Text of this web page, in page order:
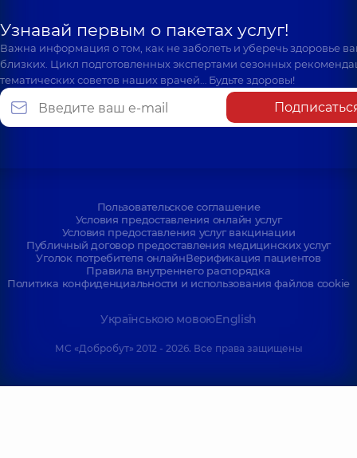
Узнавай первым о пакетах услуг!
Важна информация о том, как не заболеть и уберечь здоровье
близких. Цикл подготовленных экспертами сезонных
тематических советов наших врачей… Будьте здоровы!
Пользовательское соглашение
Условия предоставления онлайн услуг
Условия предоставления услуг вакцинации
Публичный договор предоставления медицинских услуг
Уголок потребителя онлайнВерификация пациентов
Правила внутреннего распорядка
Политика конфиденциальности и использования файлов cookie
Українською мовоюEnglish
МС «Добробут» 2012 - 2026. Все права защищены